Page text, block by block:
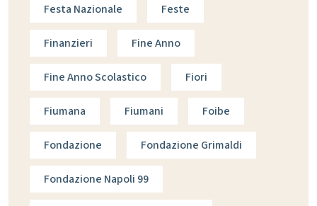
Festa Nazionale Feste
Finanzieri Fine Anno
Fine Anno Scolastico Fiori
Fiumana Fiumani Foibe
Fondazione Fondazione Grimaldi
Fondazione Napoli 99